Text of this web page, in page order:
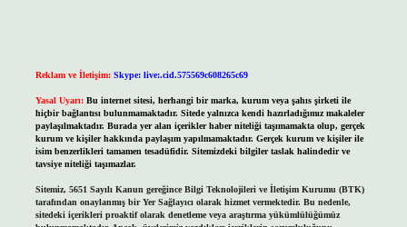
Reklam ve İletişim: Skype: live:.cid.575569c608265c69
Yasal Uyarı: Bu internet sitesi, herhangi bir marka, kurum veya şahıs şirketi ile
hiçbir bağlantısı bulunmamaktadır. Sitede yalnızca kendi hazırladığımız makaleler
paylaşılmaktadır. Burada yer alan içerikler haber niteliği taşımamakta olup, gerçek
kurum ve kişiler hakkında paylaşım yapılmamaktadır. Gerçek kurum ve kişiler ile
isim benzerlikleri tamamen tesadüfidir. Sitemizdeki bilgiler taslak halindedir ve
tavsiye niteliği taşımazlar.
Sitemiz, 5651 Sayılı Kanun gereğince Bilgi Teknolojileri ve İletişim Kurumu (BTK)
tarafından onaylanmış bir Yer Sağlayıcı olarak hizmet vermektedir. Bu nedenle,
sitedeki içerikleri proaktif olarak denetleme veya araştırma yükümlülüğümüz